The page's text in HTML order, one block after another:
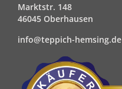
Marktstr. 148
46045 Oberhausen
info@teppich-hemsing.de